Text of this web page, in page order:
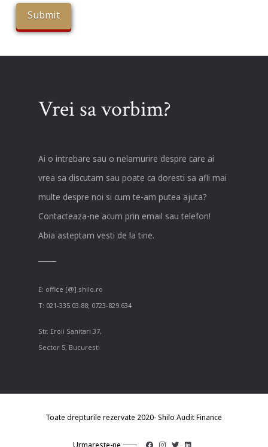
Vrei sa vorbim?
Ai o intrebare sau o nelamurire despre care ai
vrea sa discutam sau poate ca doresti sa afli mai
multe despre noi si cum te-am putea ajuta?
Contacteaza-ne acum prin email sau telefon!
Abia asteptam vesti de la tine.
E: office [@] shilo.ro
T: 021-335.03.88; 0723-829.634
Str. Eroii Sanitari 37,
Sector 5, Bucuresti
Toate drepturile rezervate 2020- Shilo Audit Finance
Urmareste-ne